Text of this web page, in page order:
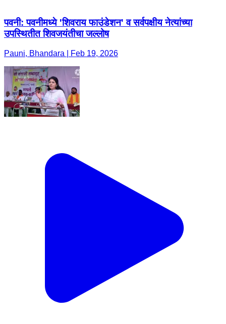
पवनी: पवनीमध्ये 'शिवराय फाउंडेशन' व सर्वपक्षीय नेत्यांच्या
उपस्थितीत शिवजयंतीचा जल्लोष
Pauni, Bhandara | Feb 19, 2026